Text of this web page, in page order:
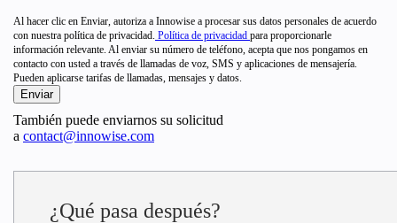
Al hacer clic en Enviar, autoriza a Innowise a procesar sus datos personales de acuerdo
con nuestra política de privacidad. Política de privacidad para proporcionarle
información relevante. Al enviar su número de teléfono, acepta que nos pongamos en
contacto con usted a través de llamadas de voz, SMS y aplicaciones de mensajería.
Pueden aplicarse tarifas de llamadas, mensajes y datos.
También puede enviarnos su solicitud
a contact@innowise.com
¿Qué pasa después?